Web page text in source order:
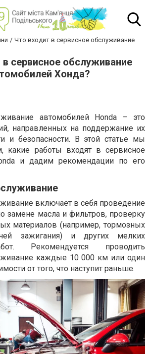
Что входит в сервисное обслуживание
сервисное обслуживание
Хонда?
автомобилей Honda – это
направленных на поддержание их
и безопасности. В этой статье мы
какие работы входят в сервисное
и дадим рекомендации по его
включает в себя проведение
замене масла и фильтров, проверку
материалов (например, тормозных
зажигания) и других мелких
Рекомендуется проводить
каждые 10 000 км или один
от того, что наступит раньше.